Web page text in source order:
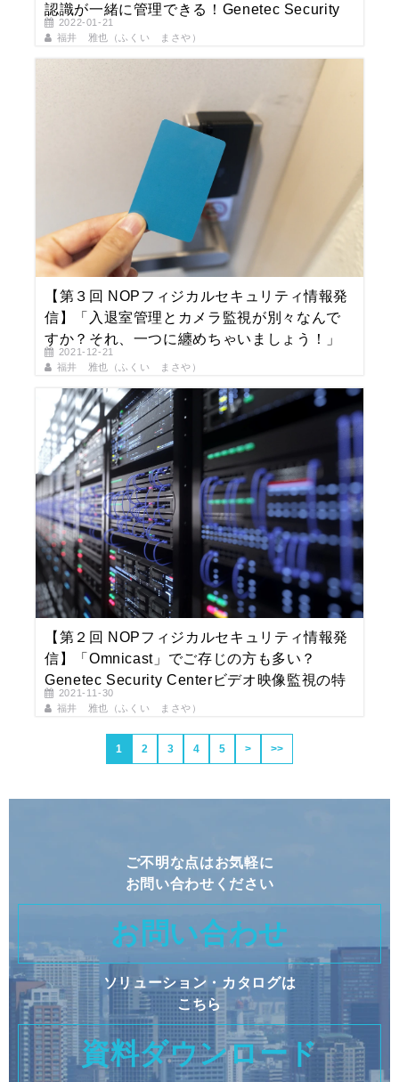
認識が一緒に管理できる！Genetec Security
Centerの「 AutoVu」
2022-01-21
福井 雅也（ふくい まさや）
【第３回 NOPフィジカルセキュリティ情報発
信】「入退室管理とカメラ監視が別々なんで
すか？それ、一つに纏めちゃいましょう！」
2021-12-21
福井 雅也（ふくい まさや）
【第２回 NOPフィジカルセキュリティ情報発
信】「Omnicast」でご存じの方も多い？
Genetec Security Centerビデオ映像監視の特
長をご紹介！
2021-11-30
福井 雅也（ふくい まさや）
1 2 3 4 5 > >>
ご不明な点はお気軽に
お問い合わせください
お問い合わせ
ソリューション・カタログは
こちら
資料ダウンロード